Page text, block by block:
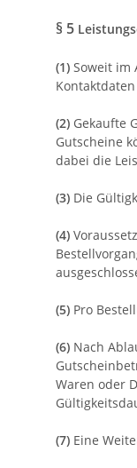
§ 5
(1) Soweit im
(2) Gekaufte
Gutscheine
dabei die
(3) Die
(4)
(5) Pro
(6) Nach
Waren oder
(7) Eine